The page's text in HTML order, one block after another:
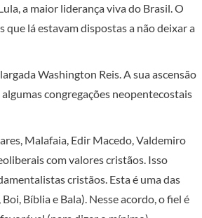
a maior liderança viva do Brasil. O
que lá estavam dispostas a não deixar a
Washington Reis. A sua ascensão
congregações neopentecostais
Malafaia, Edir Macedo, Valdemiro
com valores cristãos. Isso
cristãos. Esta é uma das
Bíblia e Bala). Nesse acordo, o fiel é